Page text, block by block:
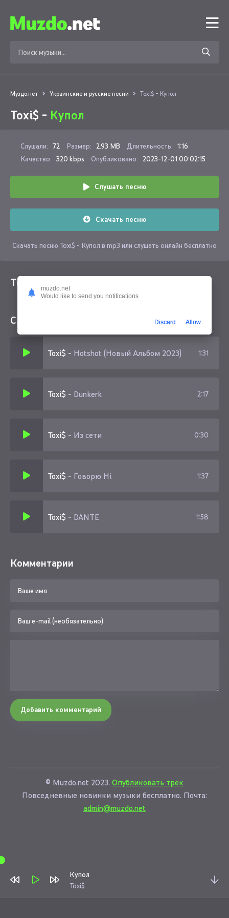
Муздо.нет Украинские и русские песни Toxi$ - Купол
Toxi$ - Купол
Слушали: 72 Размер: 2.93 MB Длительность: 1:16
Качество: 320 kbps Опубликовано: 2023-12-01 00:02:15
Слушать песню
Скачать песню
Скачать песню Toxi$ - Купол в mp3 или слушать онлайн бесплатно
Текст песни
Слушайте еще
Toxi$ - Hotshot (Новый Альбом 2023) 1:31
Toxi$ - Dunkerk 2:17
Toxi$ - Из сети 0:30
Toxi$ - Говорю Hi 1:37
Toxi$ - DANTE 1:58
Комментарии
Добавить комментарий
© Muzdo.net 2023. Опубликовать трек
Повседневные новинки музыки бесплатно. Почта:
admin@muzdo.net
Купол
Toxi$
muzdo.net
Would like to send you notifications
Discard Allow